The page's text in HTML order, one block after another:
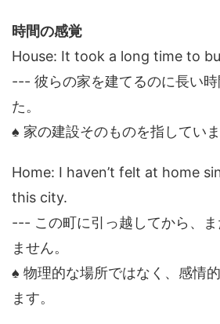
時間の感覚
House: It took a long time to
--- 彼らの家を建てるのに長い時
た。
♠ 家の建設そのものを指していま
Home: I haven’t felt at home
this city.
--- この町に引っ越してから、
ません。
♠ 物理的な場所ではなく、感情
ます。